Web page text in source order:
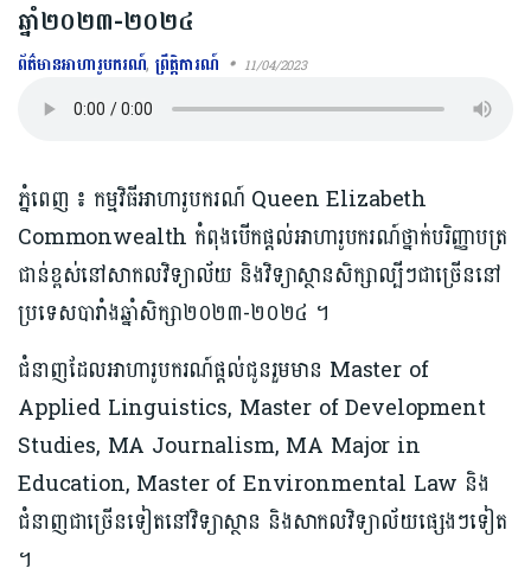
ឆ្នាំ២០២៣-២០២៤
ព័ត៌មានអាហារូបករណ៍,ព្រឹត្តិការណ៍ 11/04/2023
ភ្នំពេញ ៖ កម្មវិធីអាហារូបករណ៍ Queen Elizabeth
Commonwealth កំពុងបើកផ្ដល់អាហារូបករណ៍ថ្នាក់បរិញ្ញាបត្រ
ជាន់ខ្ពស់នៅសាកលវិទ្យាល័យ និងវិទ្យាស្ថានសិក្សាល្បីៗជាច្រើននៅ
ប្រទេសបារាំងឆ្នាំសិក្សា២០២៣-២០២៤ ។
ជំនាញដែលអាហារូបករណ៍ផ្ដល់ជូនរួមមាន Master of
Applied Linguistics, Master of Development
Studies, MA Journalism, MA Major in
Education, Master of Environmental Law និង
ជំនាញជាច្រើនទៀតនៅវិទ្យាស្ថាន និងសាកលវិទ្យាល័យផ្សេងៗទៀត
។